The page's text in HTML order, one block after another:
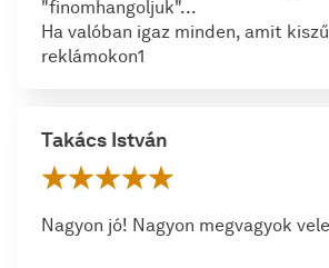
"finomhangoljuk"...
Ha valóban igaz minden, amit
reklámokon1
Takács István
Nagyon jó! Nagyon megvagyok